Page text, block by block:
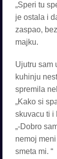
„Speri tu
je ostala i
zaspao,
majku.
Ujutru sam
kuhinju
spremila
„Kako si
skuvacu ti i
„-Dobro
nemoj
smeta mi. “